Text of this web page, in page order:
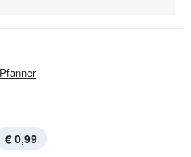
Pfanner
€ 0,99